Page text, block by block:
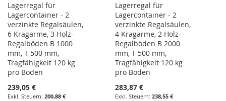
Lagerregal für
Lagercontainer - 2
verzinkte Regalsäulen,
6 Kragarme, 3 Holz-
Regalböden B 1000
mm, T 500 mm,
Tragfähigkeit 120 kg
pro Boden
239,05 €
200,88 €
Lagerregal für
Lagercontainer - 2
verzinkte Regalsäulen,
4 Kragarme, 2 Holz-
Regalböden B 2000
mm, T 500 mm,
Tragfähigkeit 120 kg
pro Boden
283,87 €
238,55 €